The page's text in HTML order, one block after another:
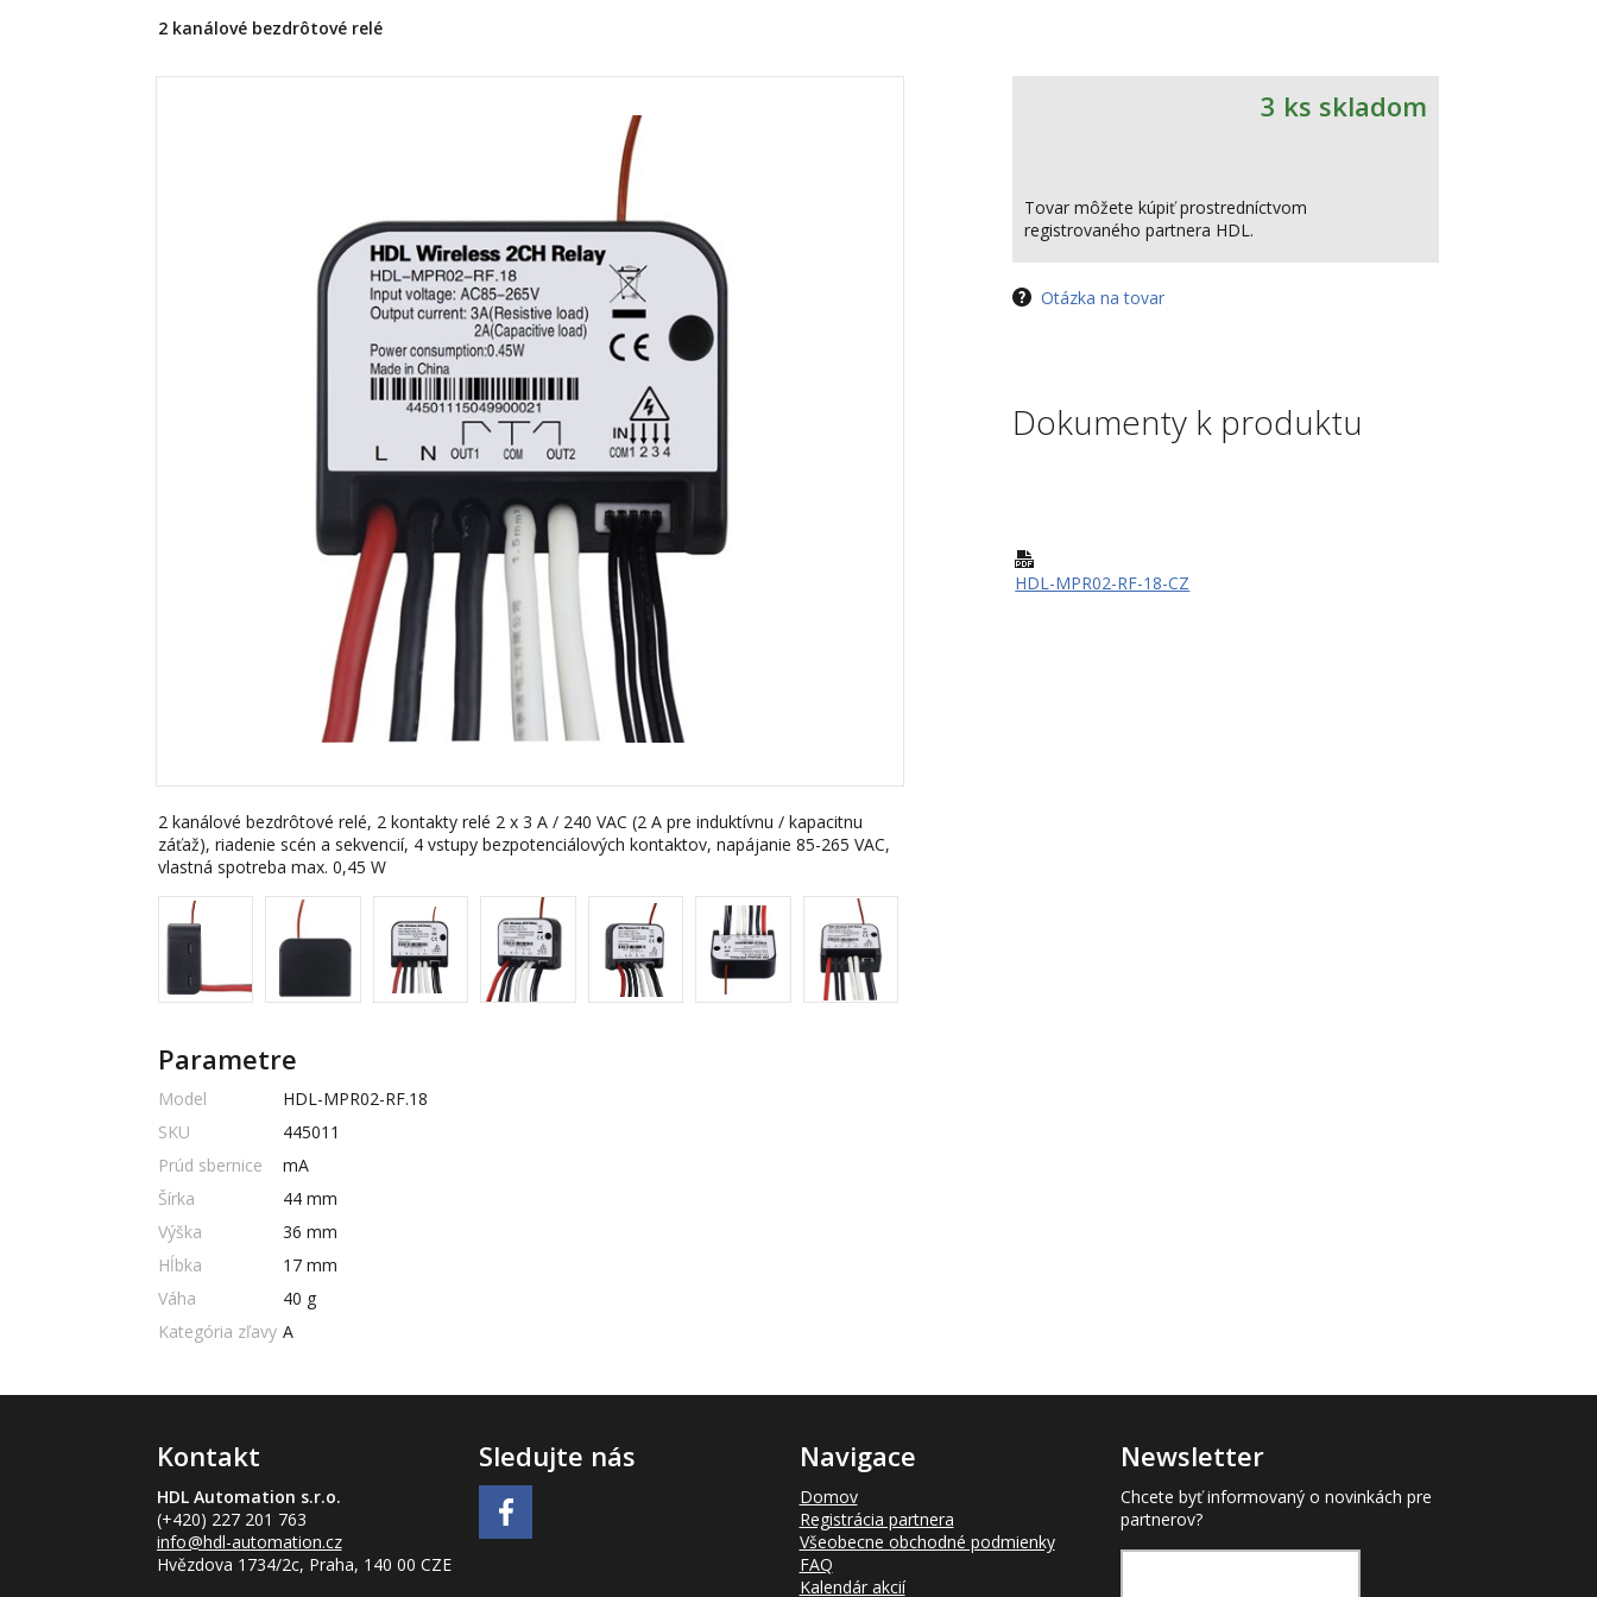
2 kanálové bezdrôtové relé
2 kanálové bezdrôtové relé, 2 kontakty relé 2 x 3 A / 240 VAC (2 A pre induktívnu / kapacitnu
záťaž), riadenie scén a sekvencií, 4 vstupy bezpotenciálových kontaktov, napájanie 85-265 VAC,
vlastná spotreba max. 0,45 W
Parametre
Model
HDL-MPR02-RF.18
SKU
445011
Prúd sbernice
mA
Šírka
44 mm
Výška
36 mm
Hĺbka
17 mm
Váha
40 g
Kategória zľavy A
3 ks skladom
Tovar môžete kúpiť prostredníctvom
registrovaného partnera HDL.
Otázka na tovar
Dokumenty k produktu
HDL-MPR02-RF-18-CZ
Kontakt
HDL Automation s.r.o.
(+420) 227 201 763
info@hdl-automation.cz
Hvězdova 1734/2c, Praha, 140 00 CZE
Sledujte nás Navigace
Domov
Registrácia partnera
Všeobecne obchodné podmienky
FAQ
Kalendár akcií
Newsletter
Chcete byť informovaný o novinkách pre
partnerov?